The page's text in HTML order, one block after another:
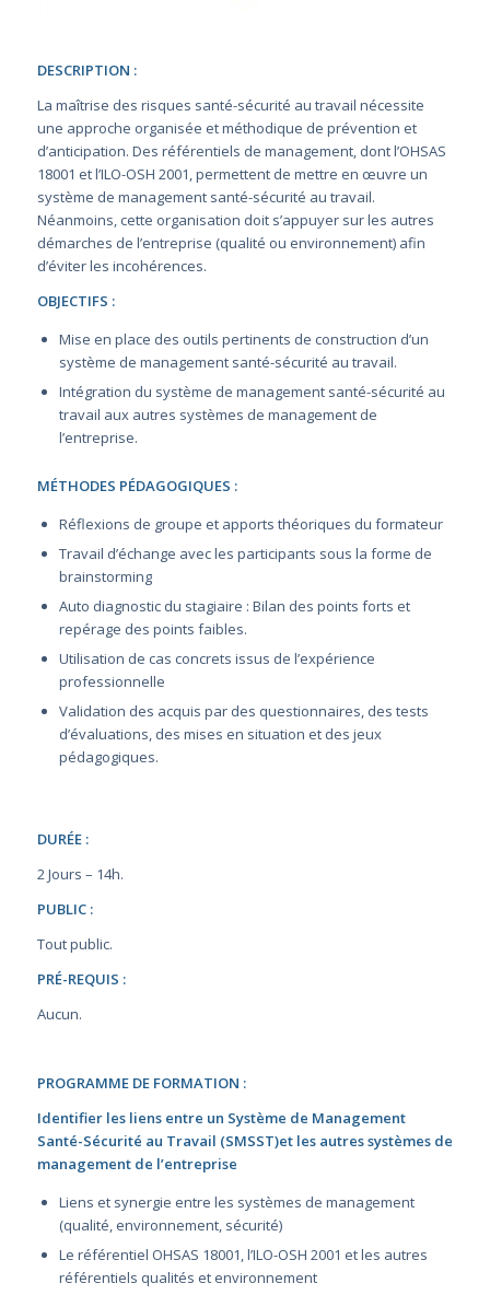
DESCRIPTION :
La maîtrise des risques santé-sécurité au travail nécessite
une approche organisée et méthodique de prévention et
d’anticipation. Des référentiels de management, dont l’OHSAS
18001 et l’ILO-OSH 2001, permettent de mettre en œuvre un
système de management santé-sécurité au travail.
Néanmoins, cette organisation doit s’appuyer sur les autres
démarches de l’entreprise (qualité ou environnement) afin
d’éviter les incohérences.
OBJECTIFS :
Mise en place des outils pertinents de construction d’un
système de management santé-sécurité au travail.
Intégration du système de management santé-sécurité au
travail aux autres systèmes de management de
l’entreprise.
MÉTHODES PÉDAGOGIQUES :
Réflexions de groupe et apports théoriques du formateur
Travail d’échange avec les participants sous la forme de
brainstorming
Auto diagnostic du stagiaire : Bilan des points forts et
repérage des points faibles.
Utilisation de cas concrets issus de l’expérience
professionnelle
Validation des acquis par des questionnaires, des tests
d’évaluations, des mises en situation et des jeux
pédagogiques.
DURÉE :
2 Jours – 14h.
PUBLIC :
Tout public.
PRÉ-REQUIS :
Aucun.
PROGRAMME DE FORMATION :
Identifier les liens entre un Système de Management
Santé-Sécurité au Travail (SMSST)et les autres systèmes de
management de l’entreprise
Liens et synergie entre les systèmes de management
(qualité, environnement, sécurité)
Le référentiel OHSAS 18001, l’ILO-OSH 2001 et les autres
référentiels qualités et environnement